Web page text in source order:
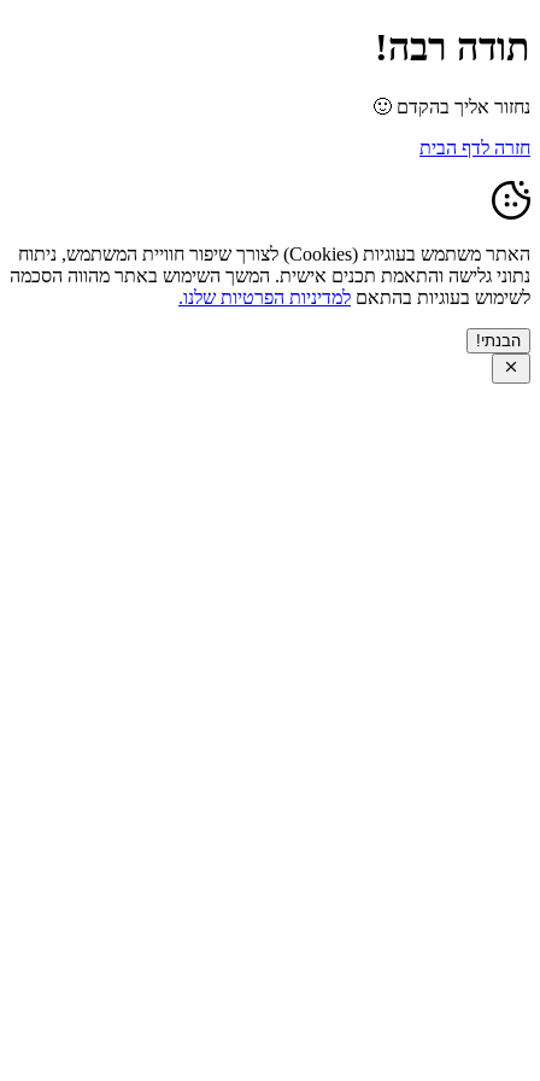
תודה רבה!
נחזור אליך בהקדם 🙂
חזרה לדף הבית
האתר משתמש בעוגיות (Cookies) לצורך שיפור חוויית המשתמש, ניתוח
נתוני גלישה והתאמת תכנים אישית. המשך השימוש באתר מהווה הסכמה
לשימוש בעוגיות בהתאם למדיניות הפרטיות שלנו.
הבנתי!